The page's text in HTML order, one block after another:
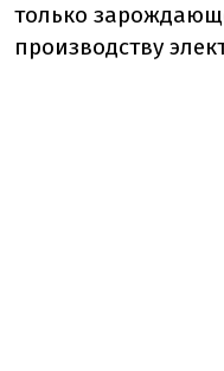
только
производству